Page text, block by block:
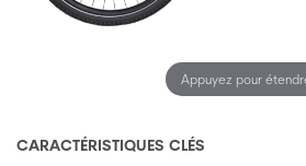
Appuyez pour
CARACTÉRISTIQUES CLÉS